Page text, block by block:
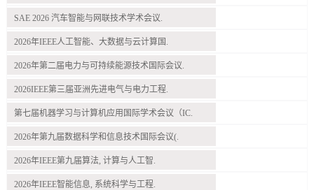
SAE 2026 汽车智能与网联技术学术会议.
2026年IEEE人工智能、大数据与云计算国.
2026年第二届电力与可持续能源技术国际会议.
2026IEEE第三届亚洲先进电气与电力工程.
第七届机器学习与计算机应用国际学术会议（IC.
2026年第九届数据科学和信息技术国际会议(.
2026年IEEE第九届算法, 计算与人工智.
2026年IEEE智能信息, 系统科学与工程.